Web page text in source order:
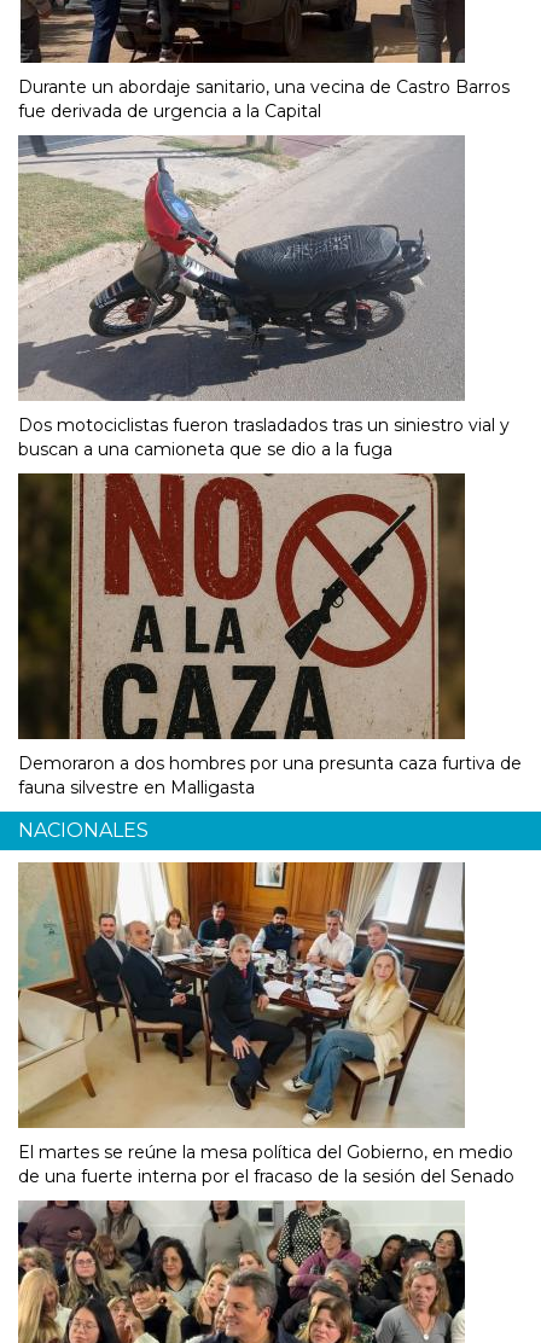
Durante un abordaje sanitario, una vecina de Castro Barros
fue derivada de urgencia a la Capital
Dos motociclistas fueron trasladados tras un siniestro vial y
buscan a una camioneta que se dio a la fuga
Demoraron a dos hombres por una presunta caza furtiva de
fauna silvestre en Malligasta
NACIONALES
El martes se reúne la mesa política del Gobierno, en medio
de una fuerte interna por el fracaso de la sesión del Senado